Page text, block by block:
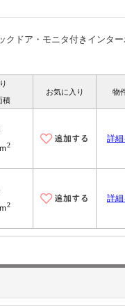
クドア・モニタ付きインタ
積
お気に入り 物
2
詳細
2
詳細